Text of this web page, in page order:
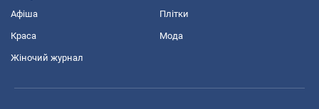
Афіша Плітки
Краса Мода
Жіночий журнал